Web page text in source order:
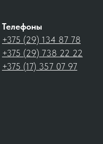
Телефоны
+375 (29) 134 87 78
+375 (29) 738 22 22
+375 (17) 357 07 97